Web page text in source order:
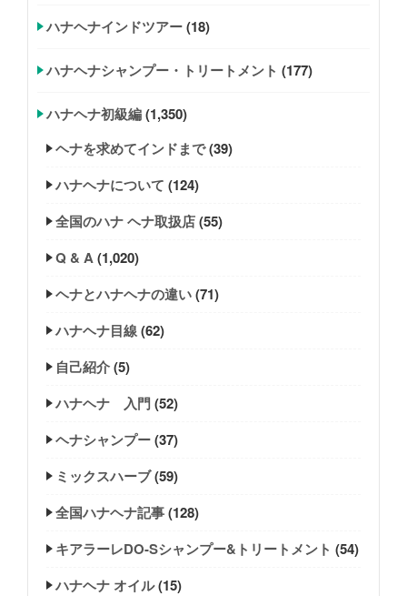
ハナヘナインドツアー(18)
ハナヘナシャンプー・トリートメント (177)
ハナヘナ初級編(1,350)
ヘナを求めてインドまで(39)
ハナヘナについて (124)
全国のハナ ヘナ取扱店(55)
Q & A(1,020)
ヘナとハナヘナの違い(71)
ハナヘナ目線(62)
自己紹介(5)
ハナヘナ 入門(52)
ヘナシャンプー(37)
ミックスハーブ(59)
全国ハナヘナ記事(128)
キアラーレDO-Sシャンプー&トリートメント (54)
ハナヘナ オイル(15)